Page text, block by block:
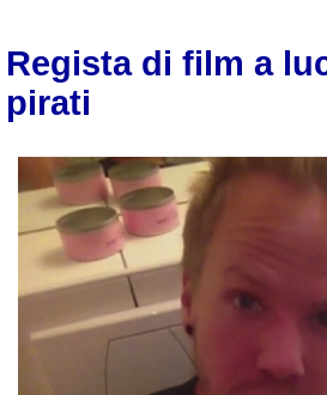
Regista di film a
pirati